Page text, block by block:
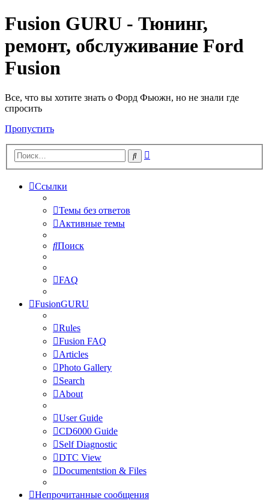
Fusion GURU - Тюнинг,
ремонт, обслуживание Ford
Fusion
Все, что вы хотите знать о Форд Фьюжн, но не знали где
спросить
Пропустить
Поиск
Ссылки
Темы без ответов
Активные темы
Поиск
FAQ
FusionGURU
Rules
Fusion FAQ
Articles
Photo Gallery
Search
About
User Guide
CD6000 Guide
Self Diagnostic
DTC View
Documentstion & Files
Непрочитанные сообщения